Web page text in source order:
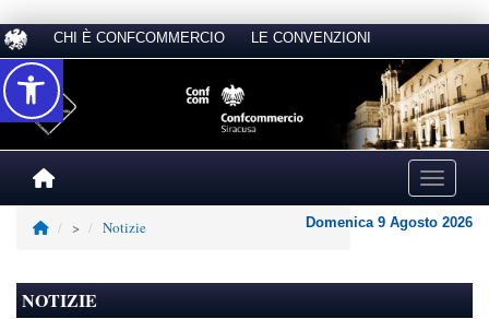
CHI È CONFCOMMERCIO LE CONVENZIONI
Toggle
> Notizie Domenica 9 Agosto 2026
NOTIZIE
Accessibilità